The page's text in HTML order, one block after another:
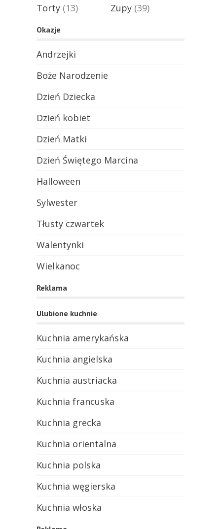
Torty (13) Zupy (39)
Okazje
Andrzejki
Boże Narodzenie
Dzień Dziecka
Dzień kobiet
Dzień Matki
Dzień Świętego Marcina
Halloween
Sylwester
Tłusty czwartek
Walentynki
Wielkanoc
Reklama
Ulubione kuchnie
Kuchnia amerykańska
Kuchnia angielska
Kuchnia austriacka
Kuchnia francuska
Kuchnia grecka
Kuchnia orientalna
Kuchnia polska
Kuchnia węgierska
Kuchnia włoska